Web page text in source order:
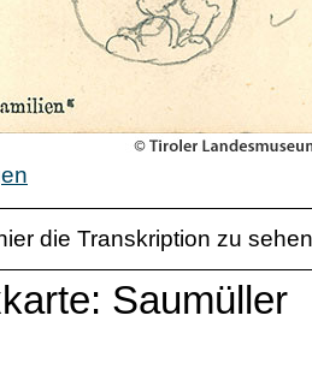
die Transkription zu
Saumüller